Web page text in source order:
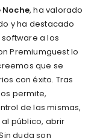
, ha valorado
y ha destacado
a los
Premiumguest lo
que se
con éxito. Tras
permite,
de las mismas,
público, abrir
duda son